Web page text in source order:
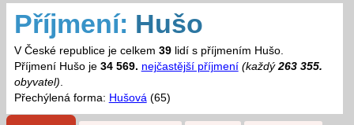
Příjmení: Hušo
V České republice je celkem 39lidí s příjmením Hušo.
Příjmení Hušo je 34 569. nejčastější příjmení (každý263 355.
obyvatel).
Přechýlená forma: Hušová(65)